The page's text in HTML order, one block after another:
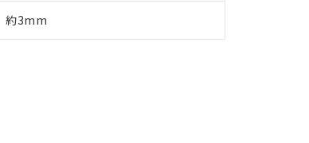
約3mm